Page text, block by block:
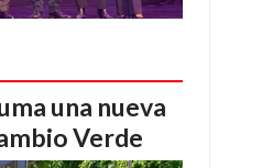
una nueva
Verde